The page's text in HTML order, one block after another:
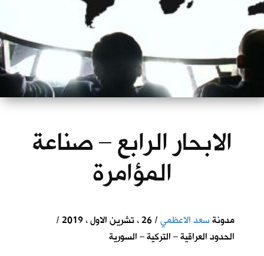
الابحار الرابع – صناعة
المؤامرة
مدونةسعد الاعظمي
/ 26 ، تشرين الاول ، 2019 /
الحدود العراقية – التركية – السورية